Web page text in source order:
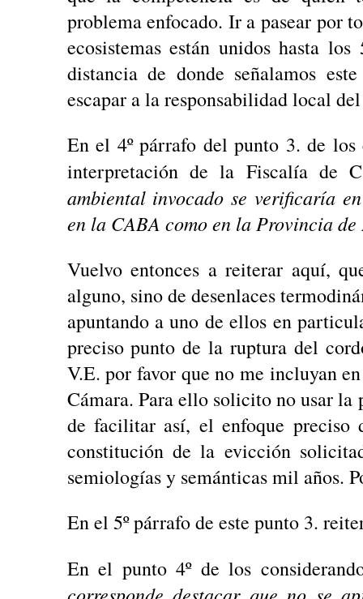
problema enfocado. Ir a pasear por
ecosistemas están unidos hasta
distancia de donde señalamos
escapar a la responsabilidad local
En el 4º párrafo del punto 3. de los
interpretación de la Fiscalía de
ambiental invocado se verificaría
en la CABA como en la Provincia
Vuelvo entonces a reiterar aquí,
alguno, sino de desenlaces
apuntando a uno de ellos en
preciso punto de la ruptura del
V.E. por favor que no me incluyan
Cámara. Para ello solicito no usar la
de facilitar así, el enfoque preciso
constitución de la evicción
semiologías y semánticas mil años.
En el 5º párrafo de este punto 3.
En el punto 4º de los